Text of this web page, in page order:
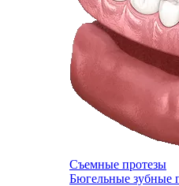
Съемные протезы
Бюгельные зубные